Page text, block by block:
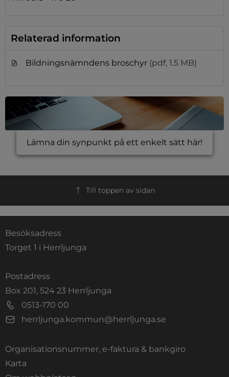
Relaterad information
Bildningsnämndens broschyr (pdf, 1.5 MB)
Lämna din synpunkt på ett enkelt sätt här!
Till toppen av sidan
Besöksadress
Torget 1 i Herrljunga
Postadress
Box 201, 524 23 Herrljunga
0513-170 00
herrljunga.kommun@herrljunga.se
Organisationsnummer, e-faktura & bankgiro
Karta